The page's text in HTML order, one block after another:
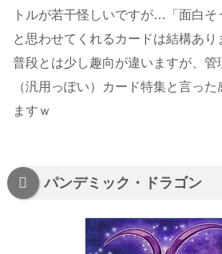
トルが若干怪しいですが…「面白そ
と思わせてくれるカードは結構あり
普段とは少し趣向が違いますが、管
（汎用っぽい）カード特集と言っ
ますｗ
パンデミック・ドラゴン